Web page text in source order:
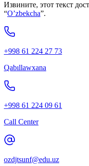
Извините, этот текст
“O’zbekcha”.
+998 61 224 27 73
Qabıllawxana
+998 61 224 09 61
Call Center
ozdjtsunf@edu.uz